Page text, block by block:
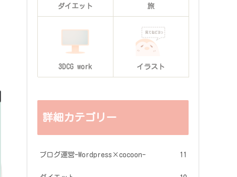
ダイエット 旅
3DCG work イラスト
詳細カテゴリー
ブログ運営-Wordpress×cocoon- 11